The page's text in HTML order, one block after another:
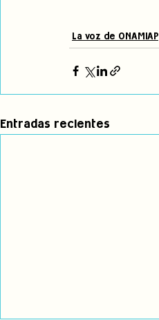
La voz de ONAMIAP
Entradas recientes